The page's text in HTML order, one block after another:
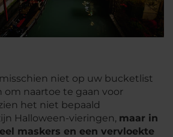
niet op uw bucketlist
om naartoe te gaan voor
het niet bepaald
Halloween-vieringen, maar in
maskers en een vervloekte